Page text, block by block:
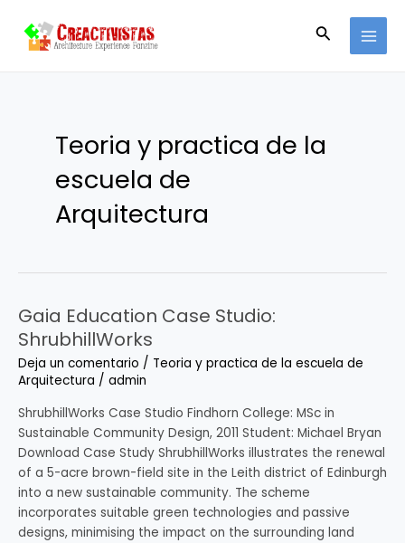
contenido
Buscar
Teoria y practica de la
escuela de
Arquitectura
Gaia Education Case Studio:
ShrubhillWorks
Deja un comentario / Teoria y practica de la escuela de
Arquitectura / admin
ShrubhillWorks Case Studio Findhorn College: MSc in
Sustainable Community Design, 2011 Student: Michael Bryan
Download Case Study ShrubhillWorks illustrates the renewal
of a 5-acre brown-field site in the Leith district of Edinburgh
into a new sustainable community. The scheme
incorporates suitable green technologies and passive
designs, minimising the impact on the surrounding land
Gaia
Education
Studio:
ShrubhillWorks